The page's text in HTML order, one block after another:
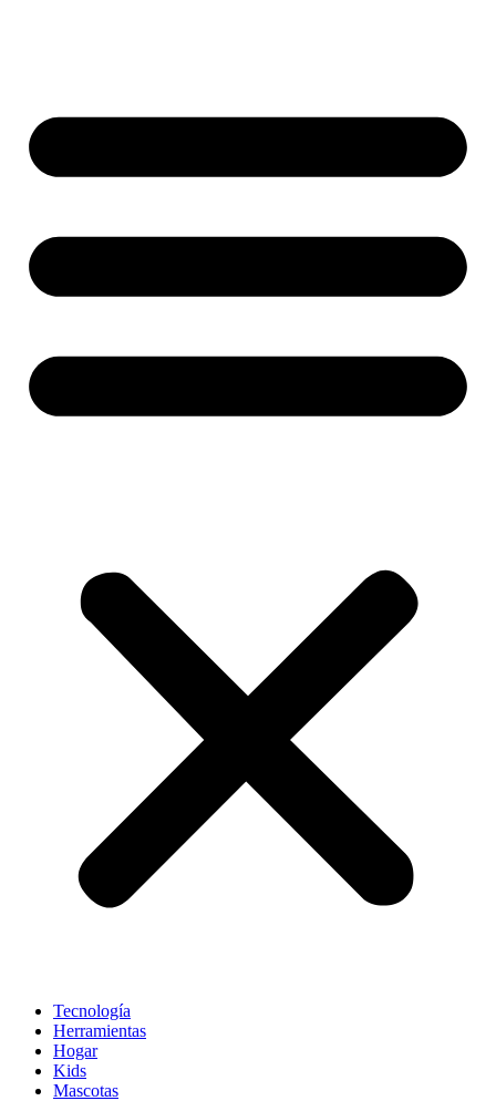
Tecnología
Herramientas
Hogar
Kids
Mascotas